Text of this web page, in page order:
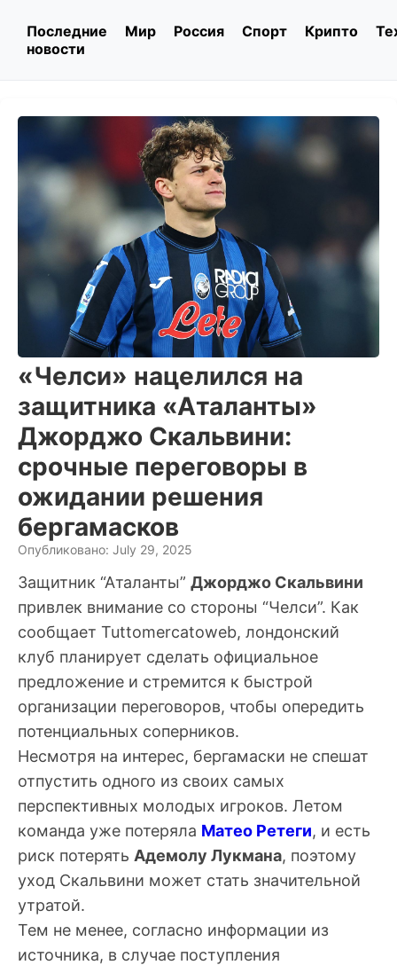
Последние
новости
Мир Россия Спорт Крипто
«Челси» нацелился на
защитника «Аталанты»
Джорджо Скальвини:
срочные переговоры в
ожидании решения
бергамасков
Опубликовано: July 29, 2025
Защитник “Аталанты” Джорджо Скальвини
привлек внимание со стороны “Челси”. Как
сообщает Tuttomercatoweb, лондонский
клуб планирует сделать официальное
предложение и стремится к быстрой
организации переговоров, чтобы опередить
потенциальных соперников.
Несмотря на интерес, бергамаски не спешат
отпустить одного из своих самых
перспективных молодых игроков. Летом
команда уже потеряла Матео Ретеги, и есть
риск потерять Адемолу Лукмана, поэтому
уход Скальвини может стать значительной
утратой.
Тем не менее, согласно информации из
источника, в случае поступления